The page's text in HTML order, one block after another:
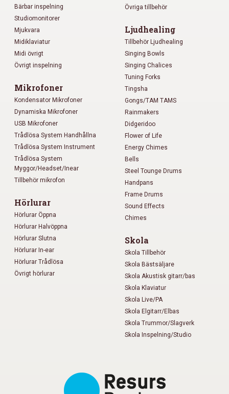
Bärbar inspelning
Studiomonitorer
Mjukvara
Midiklaviatur
Midi övrigt
Övrigt inspelning
Mikrofoner
Kondensator Mikrofoner
Dynamiska Mikrofoner
USB Mikrofoner
Trådlösa System Handhållna
Trådlösa System Instrument
Trådlösa System
Myggor/Headset/Inear
Tillbehör mikrofon
Hörlurar
Hörlurar Öppna
Hörlurar Halvöppna
Hörlurar Slutna
Hörlurar In-ear
Hörlurar Trådlösa
Övrigt hörlurar
Övriga tillbehör
Ljudhealing
Tillbehör Ljudhealing
Singing Bowls
Singing Chalices
Tuning Forks
Tingsha
Gongs/TAM TAMS
Rainmakers
Didgeridoo
Flower of Life
Energy Chimes
Bells
Steel Tounge Drums
Handpans
Frame Drums
Sound Effects
Chimes
Skola
Skola Tillbehör
Skola Bästsäljare
Skola Akustisk gitarr/bas
Skola Klaviatur
Skola Live/PA
Skola Elgitarr/Elbas
Skola Trummor/Slagverk
Skola Inspelning/Studio